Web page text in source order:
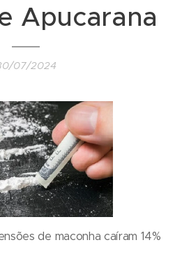
Apucarana
07/2024
de maconha caíram 14%